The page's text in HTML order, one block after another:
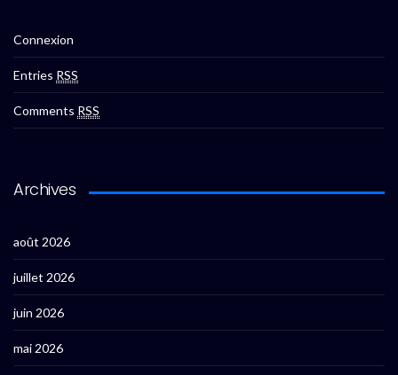
Connexion
Entries RSS
Comments RSS
Archives
août 2026
juillet 2026
juin 2026
mai 2026